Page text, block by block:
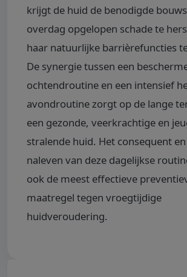
krijgt de huid de benodigde
overdag opgelopen schade te
haar natuurlijke barrièrefuncties
De synergie tussen een
ochtendroutine en een intensief
avondroutine zorgt op de lange
een gezonde, veerkrachtige en
stralende huid. Het consequent
naleven van deze dagelijkse
ook de meest effectieve
maatregel tegen vroegtijdige
huidveroudering.